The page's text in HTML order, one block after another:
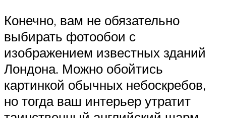
Конечно, вам не обязательно
выбирать фотообои с
изображением известных зданий
Лондона. Можно обойтись
картинкой обычных небоскребов,
но тогда ваш интерьер утратит